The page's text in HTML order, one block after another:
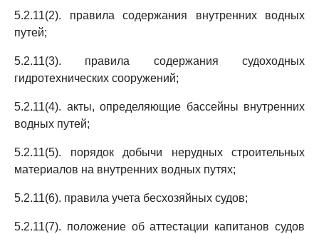
5.2.11(2). правила содержания внутренних водных
путей;
5.2.11(3). правила содержания судоходных
гидротехнических сооружений;
5.2.11(4). акты, определяющие бассейны внутренних
водных путей;
5.2.11(5). порядок добычи нерудных строительных
материалов на внутренних водных путях;
5.2.11(6). правила учета бесхозяйных судов;
5.2.11(7). положение об аттестации капитанов судов